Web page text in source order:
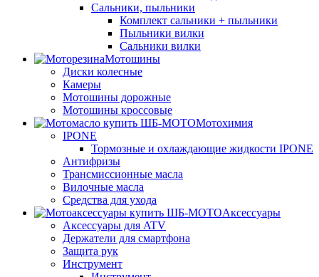
Сальники, пыльники
Комплект сальники + пыльники
Пыльники вилки
Сальники вилки
Мотошины
Диски колесные
Камеры
Мотошины дорожные
Мотошины кроссовые
Мотохимия
IPONE
Тормозные и охлаждающие жидкости IPONE
Антифризы
Трансмиссионные масла
Вилочные масла
Средства для ухода
Аксессуары
Аксессуары для ATV
Держатели для смартфона
Защита рук
Инструмент